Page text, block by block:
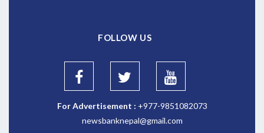
FOLLOW US
For Advertisement : +977-9851082073
newsbanknepal@gmail.com